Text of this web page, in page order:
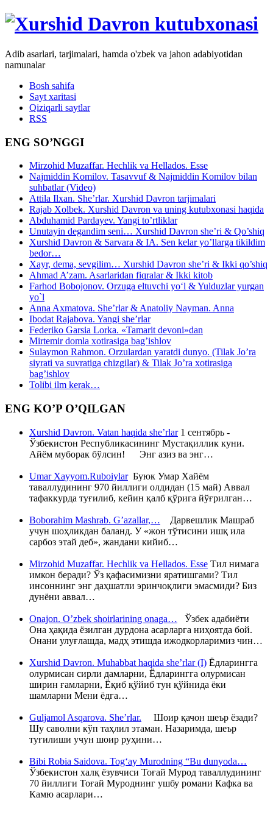
Adib asarlari, tarjimalari, hamda o'zbek va jahon adabiyotidan
namunalar
Bosh sahifa
Sayt xaritasi
Qiziqarli saytlar
RSS
ENG SO’NGGI
Mirzohid Muzaffar. Hechlik va Hellados. Esse
Najmiddin Komilov. Tasavvuf & Najmiddin Komilov bilan
suhbatlar (Video)
Attila Ilxan. She’rlar. Xurshid Davron tarjimalari
Rajab Xolbek. Xurshid Davron va uning kutubxonasi haqida
Abduhamid Pardayev. Yangi to’rtliklar
Unutayin degandim seni… Xurshid Davron she’ri & Qo’shiq
Xurshid Davron & Sarvara & IA. Sen kelar yo’llarga tikildim
bedor…
Xayr, dema, sevgilim… Xurshid Davron she’ri & Ikki qo’shiq
Ahmad A’zam. Asarlaridan fiqralar & Ikki kitob
Farhod Bobojonov. Orzuga eltuvchi yo‘l & Yulduzlar yurgan
yo`l
Anna Axmatova. She’rlar & Anatoliy Nayman. Anna
Ibodat Rajabova. Yangi she’rlar
Federiko Garsia Lorka. «Tamarit devoni»dan
Mirtemir domla xotirasiga bag’ishlov
Sulaymon Rahmon. Orzulardan yaratdi dunyo. (Tilak Jo’ra
siyrati va suvratiga chizgilar) & Tilak Jo’ra xotirasiga
bag’ishlov
Tolibi ilm kerak…
ENG KO’P O’QILGAN
Xurshid Davron. Vatan haqida she’rlar1 сентябрь -
Ўзбекистон Республикасининг Мустақиллик куни.
Айём муборак бўлсин! Энг азиз ва энг…
Umar Xayyom.RuboiylarБуюк Умар Хайём
таваллудининг 970 йиллиги олдидан (15 май) Аввал
тафаккурда туғилиб, кейин қалб қўрига йўғрилган…
Boborahim Mashrab. G’azallar,… Дарвешлик Машраб
учун шоҳликдан баланд. У «жон тўтисини ишқ ила
сарбоз этай деб», жандани кийиб…
Mirzohid Muzaffar. Hechlik va Hellados. Esse Тил нимага
имкон беради? Ўз қафасимизни яратишгами? Тил
инсоннинг энг даҳшатли эринчоқлиги эмасмиди? Биз
дунёни аввал…
Onajon. O’zbek shoirlarining onaga… Ўзбек адабиёти
Она ҳақида ёзилган дурдона асарларга ниҳоятда бой.
Онани улуғлашда, мадҳ этишда ижодкорларимиз чин…
Xurshid Davron. Muhabbat haqida she’rlar (I) Ёдларингга
олурмисан сирли дамларни, Ёдларингга олурмисан
ширин ғамларни, Ёқиб қўйиб тун қўйнида ёки
шамларни Мени ёдга…
Guljamol Asqarova. She’rlar. Шоир қачон шеър ёзади?
Шу саволни кўп таҳлил этаман. Назаримда, шеър
туғилиши учун шоир руҳини…
Bibi Robia Saidova. Tog‘ay Murodning “Bu dunyoda…
Ўзбекистон халқ ёзувчиси Тоғай Мурод таваллудининг
70 йиллиги Тоғай Муроднинг ушбу романи Кафка ва
Камю асарлари…